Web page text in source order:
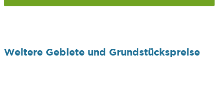
Weitere Gebiete und Grundstückspreise